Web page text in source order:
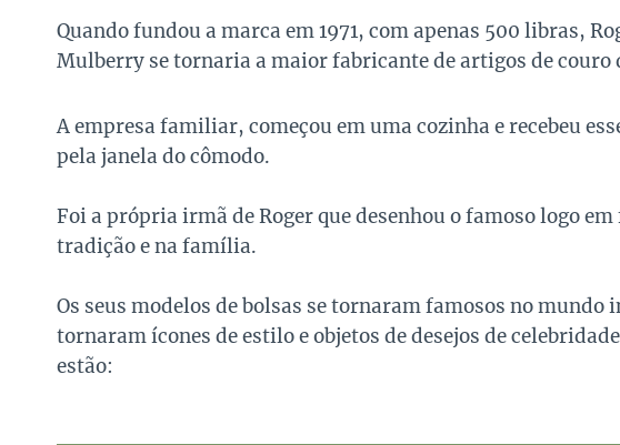
Quando fundou a marca em 1971, com apenas 500 libras,
Mulberry se tornaria a maior fabricante de artigos de couro
A empresa familiar, começou em uma cozinha e recebeu
pela janela do cômodo.
Foi a própria irmã de Roger que desenhou o famoso logo
tradição e na família.
Os seus modelos de bolsas se tornaram famosos no mundo
tornaram ícones de estilo e objetos de desejos de
estão: